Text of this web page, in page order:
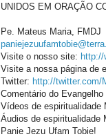
UNIDOS EM ORAÇÃO
Pe. Mateus Maria, FMDJ
Visite o nosso site: http://
Visite a nossa página de
Twitter: http://twitter.com/
Comentário do Evangelho
Vídeos de espiritualidade
Áudios de espiritualidade
Panie Jezu Ufam Tobie!